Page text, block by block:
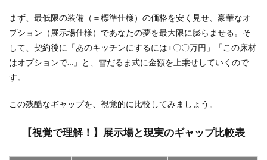
理由
2
見積
もり
の
罠！
えて
格」
「本
まず、最低限の装備（＝標準仕様）の価格を安く見せ、豪華なオ
プション（展示場仕様）であなたの夢を最大限に膨らませる。そ
して、契約後に「あのキッチンにするには+〇〇万円」「この床材
はオプションで…」と、雪だるま式に金額を上乗せしていくので
す。
この残酷なギャップを、視覚的に比較してみましょう。
【視覚で理解！】展示場と現実のギャップ比較表